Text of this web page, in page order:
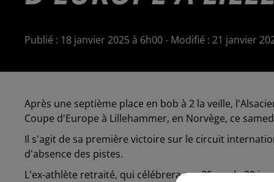
Publié : 18 janvier 2025 à 6h00 - Modifié : 21 janvier
Après une septième place en bob à 2 la veille,
Coupe d'Europe à Lillehammer, en Norvège, ce
Il s'agit de sa première victoire sur le circuit
d'absence des pistes.
L'ex-athlète retraité, qui célébrera ses 35 ans le 30